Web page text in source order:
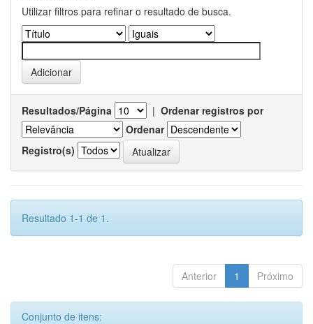
Utilizar filtros para refinar o resultado de busca.
Resultados/Página | Ordenar registros por
Ordenar
Registro(s)
Resultado 1-1 de 1.
Anterior 1 Próximo
Conjunto de itens: